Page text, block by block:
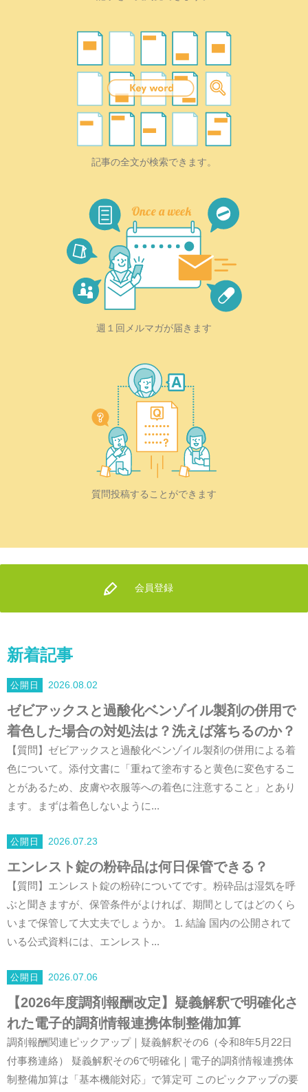
記事の全文が検索できます。
週１回メルマガが届きます
質問投稿することができます
会員登録
新着記事
2026.08.02
ゼビアックスと過酸化ベンゾイル製剤の併用で
着色した場合の対処法は？洗えば落ちるのか？
【質問】ゼビアックスと過酸化ベンゾイル製剤の併用による着
色について。添付文書に「重ねて塗布すると黄色に変色するこ
とがあるため、皮膚や衣服等への着色に注意すること」とあり
ます。まずは着色しないように...
2026.07.23
エンレスト錠の粉砕品は何日保管できる？
【質問】エンレスト錠の粉砕についてです。粉砕品は湿気を呼
ぶと聞きますが、保管条件がよければ、期間としてはどのくら
いまで保管して大丈夫でしょうか。 1. 結論 国内の公開されて
いる公式資料には、エンレスト...
2026.07.06
【2026年度調剤報酬改定】疑義解釈で明確化さ
れた電子的調剤情報連携体制整備加算
調剤報酬関連ピックアップ｜疑義解釈その6（令和8年5月22日
付事務連絡） 疑義解釈その6で明確化｜電子的調剤情報連携体
制整備加算は「基本機能対応」で算定可 このピックアップの要